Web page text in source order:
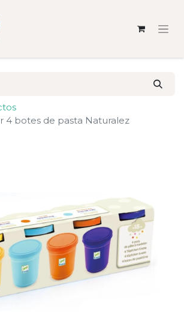
4 botes de pasta Naturalez